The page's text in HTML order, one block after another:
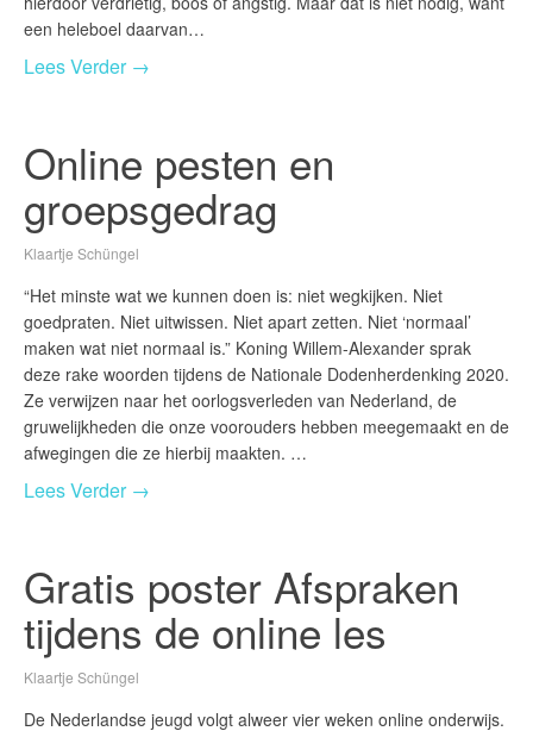
een heleboel daarvan…
Lees Verder →
Online pesten en
groepsgedrag
Klaartje Schüngel
“Het minste wat we kunnen doen is: niet wegkijken. Niet
goedpraten. Niet uitwissen. Niet apart zetten. Niet ‘normaal’
maken wat niet normaal is.” Koning Willem-Alexander sprak
deze rake woorden tijdens de Nationale Dodenherdenking 2020.
Ze verwijzen naar het oorlogsverleden van Nederland, de
gruwelijkheden die onze voorouders hebben meegemaakt en de
afwegingen die ze hierbij maakten. …
Lees Verder →
Gratis poster Afspraken
tijdens de online les
Klaartje Schüngel
De Nederlandse jeugd volgt alweer vier weken online onderwijs.